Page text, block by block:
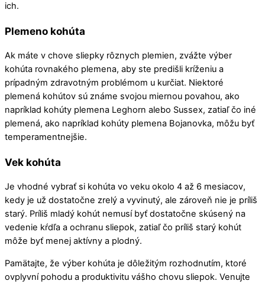
ich.
Plemeno kohúta
Ak máte v chove sliepky rôznych plemien, zvážte výber
kohúta rovnakého plemena, aby ste predišli kríženiu a
prípadným zdravotným problémom u kurčiat. Niektoré
plemená kohútov sú známe svojou miernou povahou, ako
napríklad kohúty plemena Leghorn alebo Sussex, zatiaľ čo iné
plemená, ako napríklad kohúty plemena Bojanovka, môžu byť
temperamentnejšie.
Vek kohúta
Je vhodné vybrať si kohúta vo veku okolo 4 až 6 mesiacov,
kedy je už dostatočne zrelý a vyvinutý, ale zároveň nie je príliš
starý. Príliš mladý kohút nemusí byť dostatočne skúsený na
vedenie kŕdľa a ochranu sliepok, zatiaľ čo príliš starý kohút
môže byť menej aktívny a plodný.
Pamätajte, že výber kohúta je dôležitým rozhodnutím, ktoré
ovplyvní pohodu a produktivitu vášho chovu sliepok. Venujte